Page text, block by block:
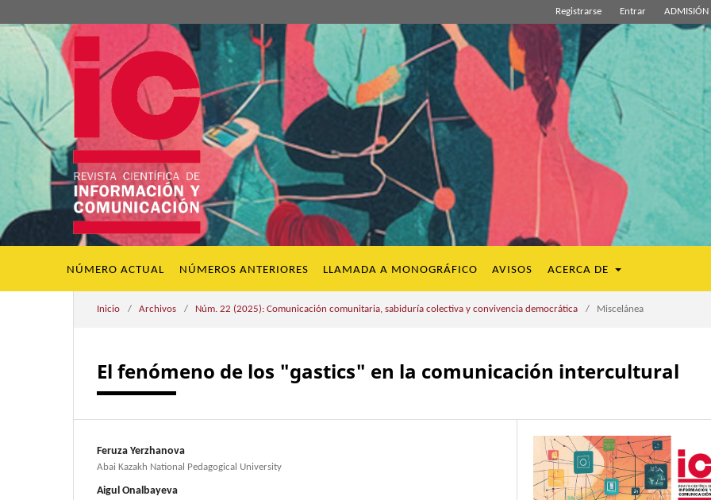
NÚMERO ACTUAL NÚMEROS ANTERIORES LLAMADA A MONOGRÁFICO AVISOS ACERCA DE
Registrarse Entrar ADMISIÓN
Inicio / Archivos / Núm. 22 (2025): Comunicación comunitaria, sabiduría colectiva y convivencia democrática / Miscelánea
El fenómeno de los "gastics" en la comunicación intercultural
Feruza Yerzhanova
Abai Kazakh National Pedagogical University
Aigul Onalbayeva